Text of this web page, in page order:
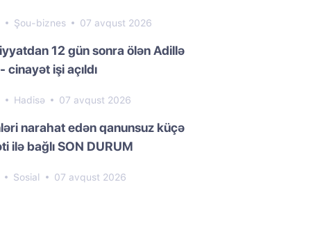
Şou-biznes 07 avqust 2026
12 gün sonra ölən Adillə
cinayət işi açıldı
Hadisə 07 avqust 2026
narahat edən qanunsuz küçə
ilə bağlı SON DURUM
Sosial 07 avqust 2026